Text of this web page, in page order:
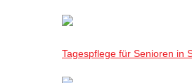
Tagespflege für Senioren in